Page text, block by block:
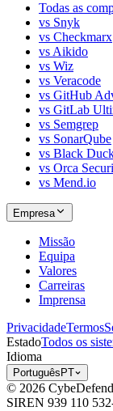
Todas as
vs Snyk
vs Checkmarx
vs Aikido
vs Wiz
vs Veracode
vs GitHub
vs GitLab
vs Semgrep
vs SonarQube
vs Black
vs Orca
vs Mend.io
Empresa
Missão
Equipa
Valores
Carreiras
Imprensa
PrivacidadeTermos
EstadoTodos os
Idioma
Português PT
© 2026
SIREN 939 110 532